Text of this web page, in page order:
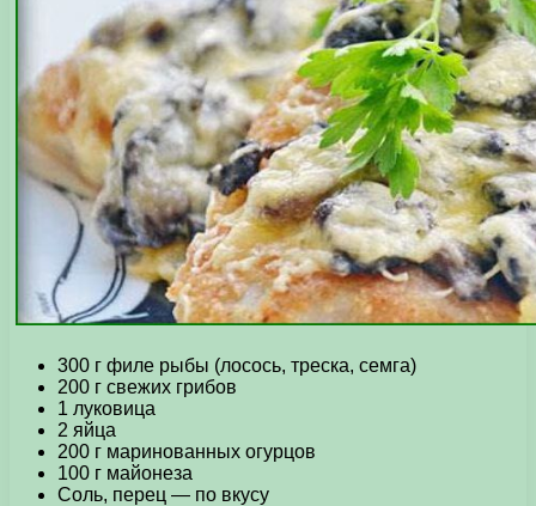
300 г филе рыбы (лосось, треска, семга)
200 г свежих грибов
1 луковица
2 яйца
200 г маринованных огурцов
100 г майонеза
Соль, перец — по вкусу